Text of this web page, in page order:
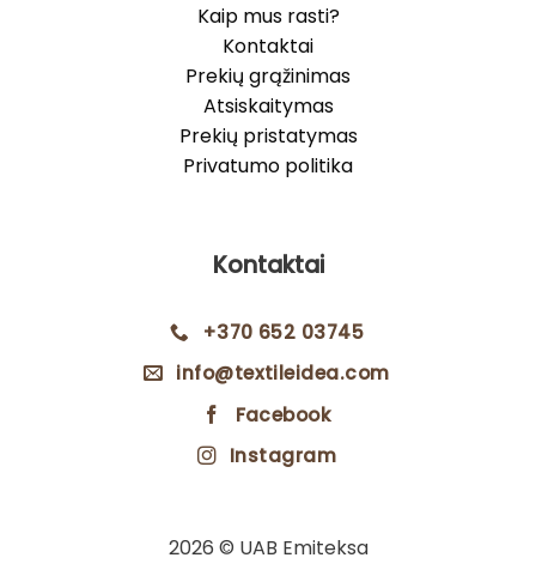
Kaip mus rasti?
Kontaktai
Prekių grąžinimas
Atsiskaitymas
Prekių pristatymas
Privatumo politika
Kontaktai
+370 652 03745
info@textileidea.com
Facebook
Instagram
2026 © UAB Emiteksa